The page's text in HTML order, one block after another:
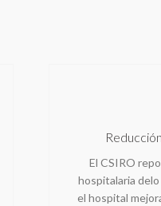
El CSIRO
hospitalaria
el hospital